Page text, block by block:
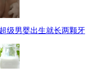
级男婴出生就长两颗牙